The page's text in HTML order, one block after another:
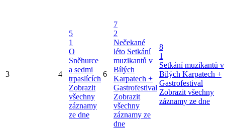
3 4
5
1
O
Sněhurce
a sedmi
trpaslících
Zobrazit
všechny
záznamy
ze dne
6
7
2
Nečekané
léto Setkání
muzikantů v
Bílých
Karpatech +
Gastrofestival
Zobrazit
všechny
záznamy ze
dne
8
1
Setkání muzikantů v
Bílých Karpatech +
Gastrofestival
Zobrazit všechny
záznamy ze dne